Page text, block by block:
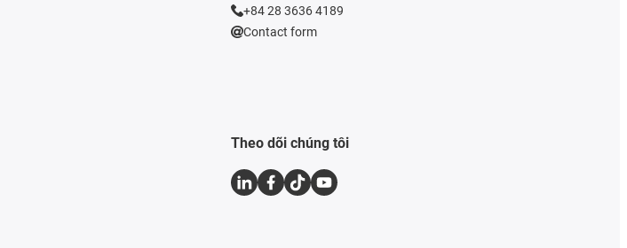
+84 28 3636 4189
Contact form
Theo dõi chúng tôi